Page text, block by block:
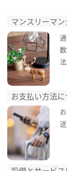
マンスリーマ
お支払い方法に